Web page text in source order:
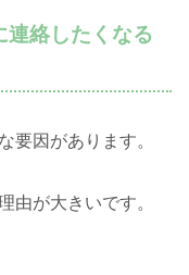
連絡したくなる
要因があります。
由が大きいです。